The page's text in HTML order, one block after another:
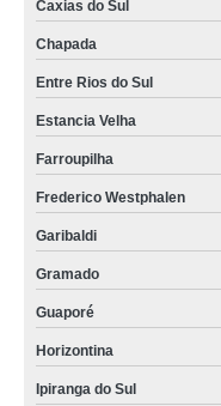
Caxias do Sul
Chapada
Entre Rios do Sul
Estancia Velha
Farroupilha
Frederico Westphalen
Garibaldi
Gramado
Guaporé
Horizontina
Ipiranga do Sul